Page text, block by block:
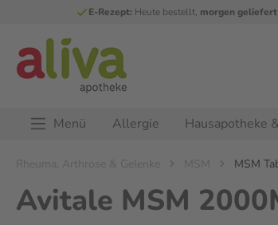
E-Rezept: Heute bestellt, morgen geliefert
Menü Allergie Hausapotheke
Rheuma, Arthrose & Gelenke MSM MSM
Avitale MSM